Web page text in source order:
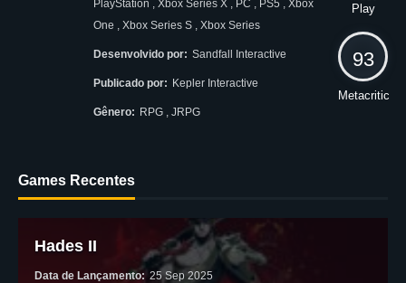
PlayStation , Xbox Series X , PC , PS5 , Xbox
One , Xbox Series S , Xbox Series
Desenvolvido por: Sandfall Interactive
Publicado por: Kepler Interactive
Gênero: RPG , JRPG
Play
93
Metacritic
Games Recentes
Hades II
Data de Lançamento: 25 Sep 2025